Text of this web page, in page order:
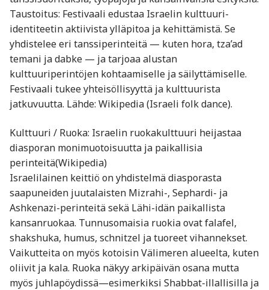
Taustoitus: Festivaali edustaa Israelin kulttuuri-
identiteetin aktiivista ylläpitoa ja kehittämistä. Se
yhdistelee eri tanssiperinteitä — kuten hora, tza’ad
temani ja dabke — ja tarjoaa alustan
kulttuuriperintöjen kohtaamiselle ja säilyttämiselle.
Festivaali tukee yhteisöllisyyttä ja kulttuurista
jatkuvuutta. Lähde: Wikipedia (Israeli folk dance).
Kulttuuri / Ruoka: Israelin ruokakulttuuri heijastaa
diasporan monimuotoisuutta ja paikallisia
perinteitä(Wikipedia)
Israelilainen keittiö on yhdistelmä diasporasta
saapuneiden juutalaisten Mizrahi-, Sephardi- ja
Ashkenazi-perinteitä sekä Lähi-idän paikallista
kansanruokaa. Tunnusomaisia ruokia ovat falafel,
shakshuka, humus, schnitzel ja tuoreet vihannekset.
Vaikutteita on myös kotoisin Välimeren alueelta, kuten
oliivit ja kala. Ruoka näkyy arkipäivän osana mutta
myös juhlapöydissä—esimerkiksi Shabbat-illallisilla ja